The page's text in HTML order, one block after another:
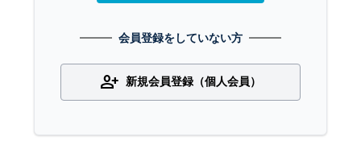
会員登録をしていない方
person_add 新規会員登録（個人会員）